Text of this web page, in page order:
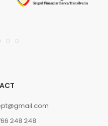
248 248